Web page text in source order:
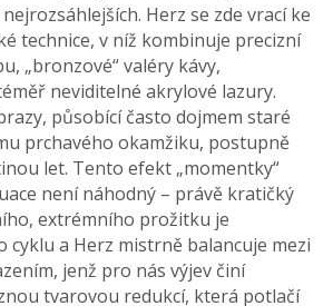
Herz se zde vrací ke
technice, v níž kombinuje precizní
„bronzové“ valéry kávy,
neviditelné akrylové lazury.
působící často dojmem staré
prchavého okamžiku, postupně
let. Tento efekt „momentky“
není náhodný – právě kratičký
extrémního prožitku je
cyklu a Herz mistrně balancuje mezi
jenž pro nás výjev činí
tvarovou redukcí, která potlačí